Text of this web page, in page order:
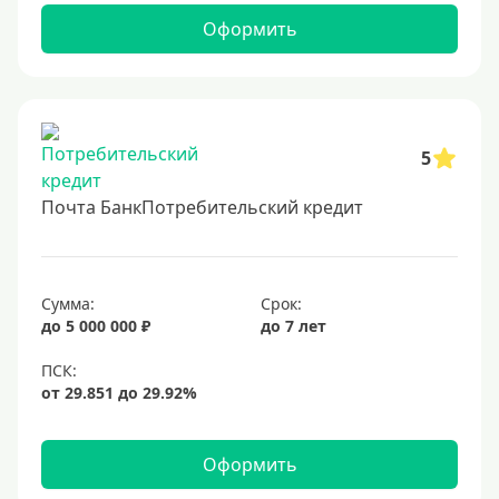
3500000 руб
4 миллиона
4500000 руб
5 млн
6 млн
7 миллионов
Оформить
5
Почта БанкПотребительский кредит
Сумма:
до 5 000 000 ₽
Срок:
до 7 лет
Оформить